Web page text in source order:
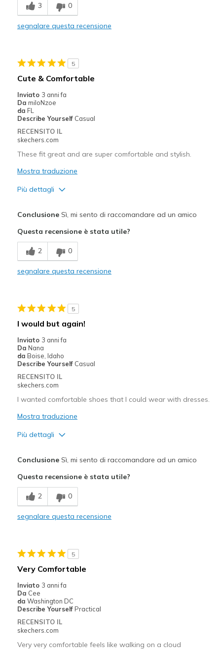
Great with Jeans
Casual Wear
Width
Sizing
Feels true to size
3 0
segnalare questa recensione
5
Cute & Comfortable
Inviato 3 anni fa
Da miloNzoe
da FL
Describe Yourself Casual
RECENSITO IL
skechers.com
These fit great and are super comfortable and stylish.
Mostra traduzione
Più dettagli
Cushions Impact
Durable
Versatile
Migliori Utilizzi:
Casual Wear
Sizing
Feels true to size
ConclusioneSì, mi sento di raccomandare ad un amico
Questa recensione è stata utile?
2 0
segnalare questa recensione
5
I would but again!
Inviato 3 anni fa
Da Nana
da Boise, Idaho
Describe Yourself Casual
RECENSITO IL
skechers.com
I wanted comfortable shoes that I could wear with dresses.
Mostra traduzione
Più dettagli
Stylish
Migliori Utilizzi:
Casual Wear
Sizing
Feels true to size
ConclusioneSì, mi sento di raccomandare ad un amico
Questa recensione è stata utile?
2 0
segnalare questa recensione
5
Very Comfortable
Inviato 3 anni fa
Da Cee
da Washington DC
Describe Yourself Practical
RECENSITO IL
skechers.com
Very very comfortable feels like walking on a cloud